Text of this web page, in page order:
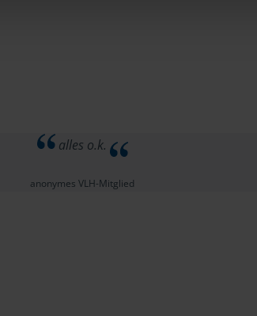
alles o.k.
anonymes VLH-Mitglied